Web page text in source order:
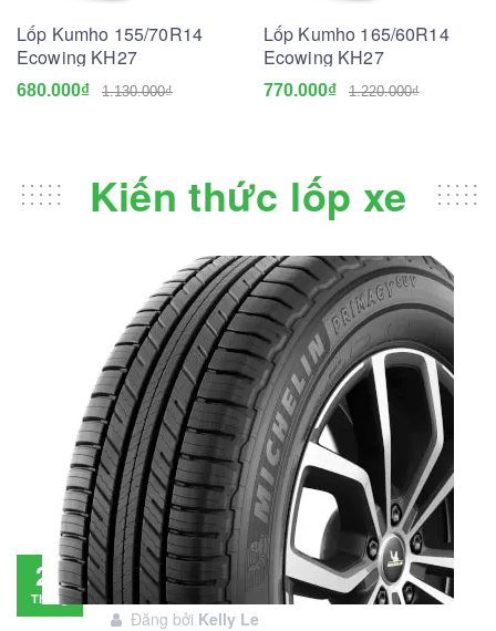
Lốp Kumho 155/70R14
Ecowing KH27
680.000₫ 1.130.000₫
Lốp Kumho 165/60R14
Ecowing KH27
770.000₫ 1.220.000₫
Kiến thức lốp xe
28
Tháng
Đánh giá lốp Michelin Primacy SUV: Đáng
đầu tư không?
Đăng bởi Kelly Le